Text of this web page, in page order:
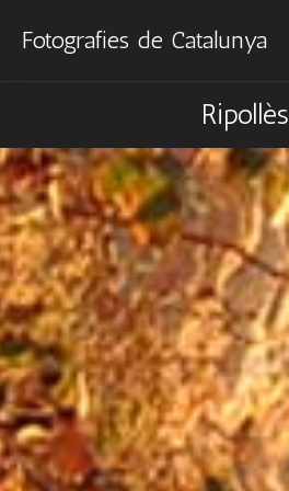
Fotografies de Catalunya
Ripollès